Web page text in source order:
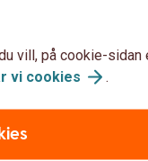
ömsesidig
vill, på cookie-sidan
vi cookies .